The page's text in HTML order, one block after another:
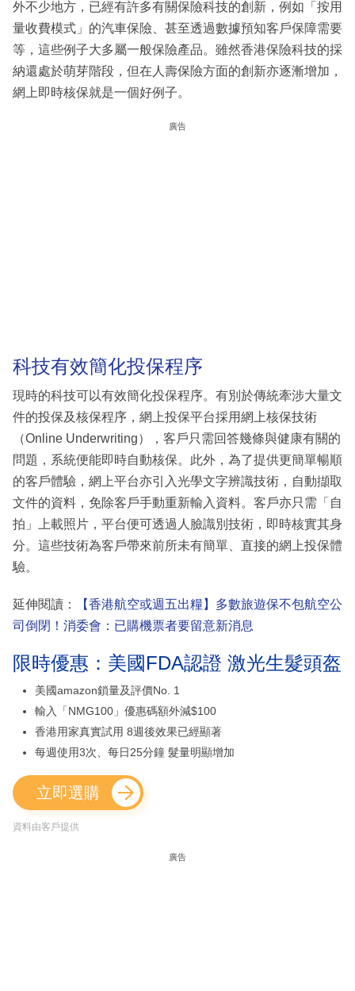
外不少地方，已經有許多有關保險科技的創新，例如「按用
量收費模式」的汽車保險、甚至透過數據預知客戶保障需要
等，這些例子大多屬一般保險產品。雖然香港保險科技的採
納還處於萌芽階段，但在人壽保險方面的創新亦逐漸增加，
網上即時核保就是一個好例子。
廣告
科技有效簡化投保程序
現時的科技可以有效簡化投保程序。有別於傳統牽涉大量文
件的投保及核保程序，網上投保平台採用網上核保技術
（Online Underwriting），客戶只需回答幾條與健康有關的
問題，系統便能即時自動核保。此外，為了提供更簡單暢順
的客戶體驗，網上平台亦引入光學文字辨識技術，自動擷取
文件的資料，免除客戶手動重新輸入資料。客戶亦只需「自
拍」上載照片，平台便可透過人臉識別技術，即時核實其身
分。這些技術為客戶帶來前所未有簡單、直接的網上投保體
驗。
延伸閱讀：
【香港航空或週五出糧】多數旅遊保不包航空公
司倒閉！消委會：已購機票者要留意新消息
限時優惠：美國FDA認證 激光生髮頭盔
美國amazon鎖量及評價No. 1
輸入「NMG100」優惠碼額外減$100
香港用家真實試用 8週後效果已經顯著
每週使用3次、每日25分鐘 髮量明顯增加
立即選購
資料由客戶提供
廣告